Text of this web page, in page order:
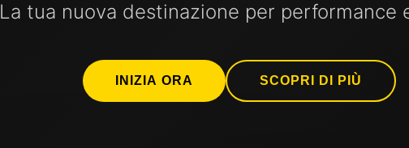
La tua nuova destinazione per performance
INIZIA ORA SCOPRI DI PIÙ